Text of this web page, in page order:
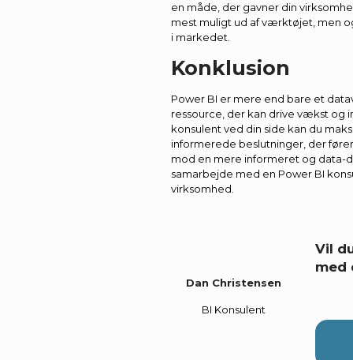
en måde, der gavner din
mest muligt ud af værktøjet, men
i markedet.
Konklusion
Power BI er mere end bare et
ressource, der kan drive vækst og
konsulent ved din side kan du
informerede beslutninger, der
mod en mere informeret og data-
samarbejde med en Power BI
virksomhed.
Dan Christensen
BI Konsulent
Vil
med